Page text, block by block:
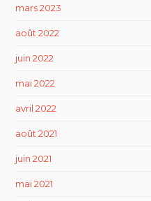
mars 2023
août 2022
juin 2022
mai 2022
avril 2022
août 2021
juin 2021
mai 2021